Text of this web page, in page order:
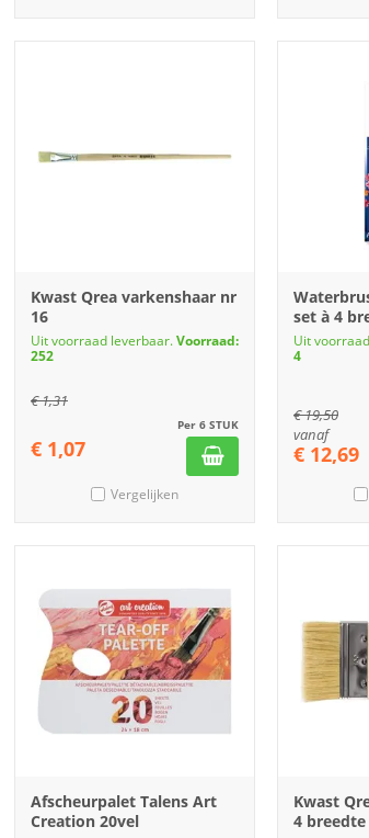
Kwast Qrea varkenshaar nr
16
Uit voorraad leverbaar.Voorraad:
252
€1,31
Per 6 STUK
€ 1,07
Vergelijken
set à 4
Uit
4
€19,50
vanaf
€ 12,69
Afscheurpalet Talens Art
Creation 20vel
Kwast
4